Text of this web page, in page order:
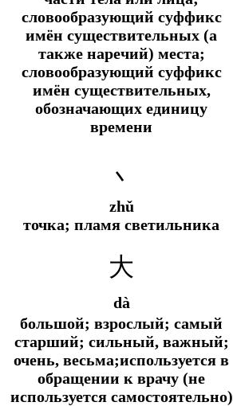
словообразующий суффикс
имён существительных (а
также наречий) места;
словообразующий суффикс
имён существительных,
обозначающих единицу
времени
丶
zhǔ
точка; пламя светильника
大
dà
большой; взрослый; самый
старший; сильный, важный;
очень, весьма;используется в
обращении к врачу (не
используется самостоятельно)